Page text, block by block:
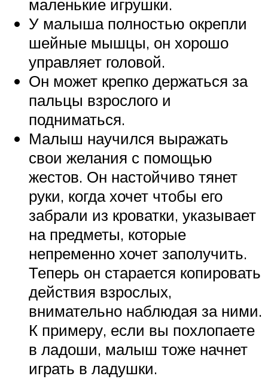
маленькие игрушки.
У малыша полностью окрепли
шейные мышцы, он хорошо
управляет головой.
Он может крепко держаться за
пальцы взрослого и
подниматься.
Малыш научился выражать
свои желания с помощью
жестов. Он настойчиво тянет
руки, когда хочет чтобы его
забрали из кроватки, указывает
на предметы, которые
непременно хочет заполучить.
Теперь он старается копировать
действия взрослых,
внимательно наблюдая за ними.
К примеру, если вы похлопаете
в ладоши, малыш тоже начнет
играть в ладушки.